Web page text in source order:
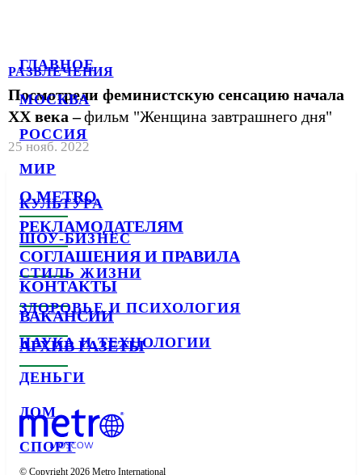
ГЛАВНОЕ
МОСКВА
РОССИЯ
МИР
КУЛЬТУРА
ШОУ-БИЗНЕС
СТИЛЬ ЖИЗНИ
ЗДОРОВЬЕ И ПСИХОЛОГИЯ
НАУКА И ТЕХНОЛОГИИ
ДЕНЬГИ
ДОМ
СПОРТ
РАЗВЛЕЧЕНИЯ
Посмотрели феминистскую сенсацию начала
XX века –фильм "Женщина завтрашнего дня"
25 нояб. 2022
О METRO
РЕКЛАМОДАТЕЛЯМ
СОГЛАШЕНИЯ И ПРАВИЛА
КОНТАКТЫ
ВАКАНСИИ
АРХИВ ГАЗЕТЫ
© Copyright 2026 Metro International